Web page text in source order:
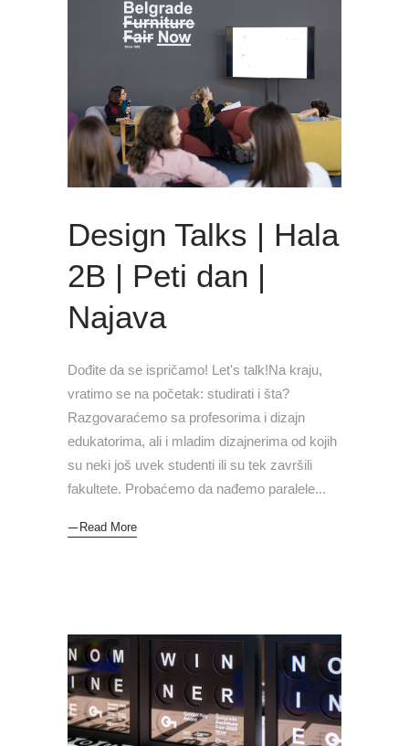
Design Talks | Hala
2B | Peti dan |
Najava
Dođite da se ispričamo! Let's talk!Na kraju,
vratimo se na početak: studirati i šta?
Razgovaraćemo sa profesorima i dizajn
edukatorima, ali i mladim dizajnerima od kojih
su neki još uvek studenti ili su tek završili
fakultete. Probaćemo da nađemo paralele
Read More